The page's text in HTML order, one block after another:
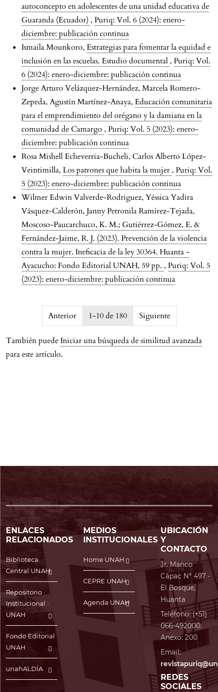
autoconcepto en adolescentes de una unidad educativa de
Guaranda (Ecuador) , Puriq: Vol. 6 (2024): enero-
diciembre: publicación continua
Ismaila Mounkoro, Estrategias para fomentar la equidad e
inclusión en las escuelas. Estudio documental , Puriq: Vol.
6 (2024): enero-diciembre: publicación continua
Jorge Arturo Velázquez-Hernández, Marcela Romero-
Zepeda, Agustín Martínez-Anaya, Educación comunitaria
para el emprendimiento del orégano y la damiana en la
comunidad de Camargo , Puriq: Vol. 5 (2023): enero-
diciembre: publicación continua
Rosa Mishell Echeverria-Bucheli, Carlos Alberto López-
Veintimilla, Los patrones que habita la mujer , Puriq: Vol.
5 (2023): enero-diciembre: publicación continua
Wilmer Edwin Valverde-Rodriguez, Yéssica Yadira
Vásquez-Calderón, Janny Petronila Ramírez-Tejada,
Moscoso-Paucarchuco, K. M.; Gutiérrez-Gómez, E. &
Fernández-Jaime, R. J. (2023). Prevención de la violencia
contra la mujer. Ineficacia de la ley 30364. Huanta -
Ayacucho: Fondo Editorial UNAH, 59 pp. , Puriq: Vol. 5
(2023): enero-diciembre: publicación continua
issue.pagination6a779e9aedabf
Anterior 1-10 de 180 Siguiente
También puede Iniciar una búsqueda de similitud avanzada
para este artículo.
ENLACES
RELACIONADOS
Biblioteca
Central UNAH
Repositorio
Institucional
UNAH
Fondo Editorial
UNAH
unahALDÍA
MEDIOS
INSTITUCIONALES
Home UNAH
CEPRE UNAH
Agenda UNAH
UBICACIÓN
Y
CONTACTO
Jr. Manco
Cápac N° 497 -
El Bosque,
Huanta
Teléfono: (+51)
066-492000.
Anexo: 200
Email:
REDES
SOCIALES